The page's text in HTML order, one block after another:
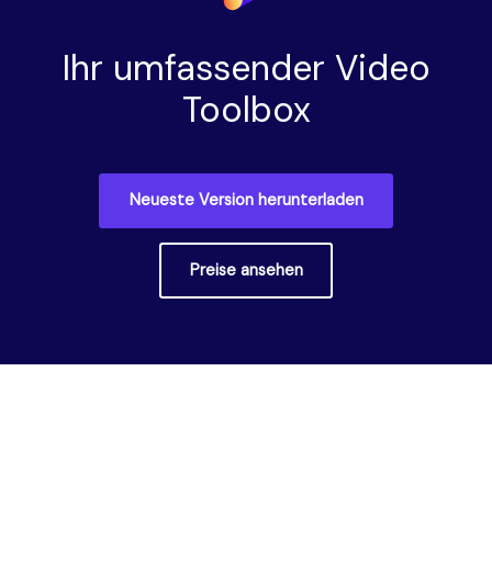
Ihr umfassender Video
Toolbox
Neueste Version herunterladen
Preise ansehen